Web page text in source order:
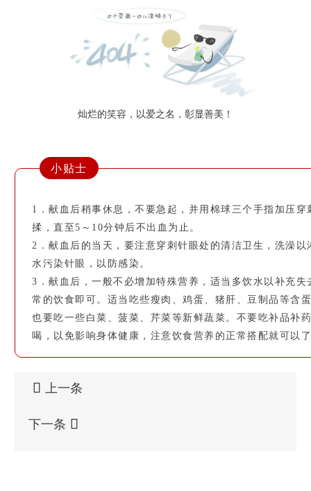
灿烂的笑容，以爱之名，彰显善美！
小贴士
1．献血后稍事休息，不要急起，并用棉球三个手指加压穿
揉，直至5～10分钟后不出血为止。
2．献血后的当天，要注意穿刺针眼处的清洁卫生，洗澡以
水污染针眼，以防感染。
3．献血后，一般不必增加特殊营养，适当多饮水以补充失
常的饮食即可。适当吃些瘦肉、鸡蛋、猪肝、豆制品等含
也要吃一些白菜、菠菜、芹菜等新鲜蔬菜。不要吃补品补
喝，以免影响身体健康，注意饮食营养的正常搭配就可以
 上一条
下一条 